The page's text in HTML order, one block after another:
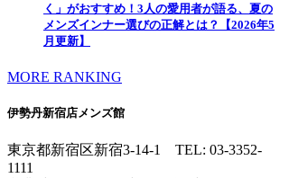
く」がおすすめ！3人の愛用者が語る、夏の
メンズインナー選びの正解とは？【2026年5
月更新】
MORE RANKING
伊勢丹新宿店メンズ館
東京都新宿区新宿3-14-1 TEL: 03-3352-
1111